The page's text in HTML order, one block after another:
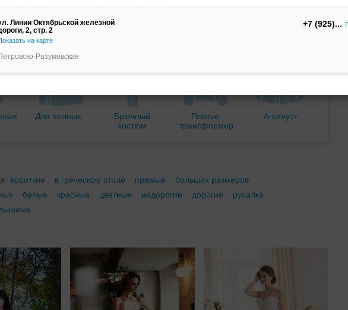
Линии Октябрьской железной
2, стр. 2
на карте
Разумовская
+7 (925)
Для полных
Брючный
костюм
Платье-
трансформер
А-силуэт
короткие в греческом стиле прямые
больших размеров
белые красные цветные недорогие дорогие
русалка